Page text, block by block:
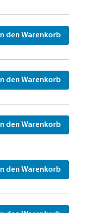
In den Warenkorb
In den Warenkorb
In den Warenkorb
In den Warenkorb